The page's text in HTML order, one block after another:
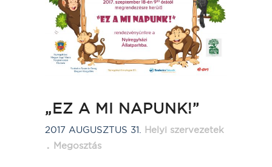
„EZ A MI NAPUNK!”
2017 AUGUSZTUS 31. Helyi szervezetek
Megosztás